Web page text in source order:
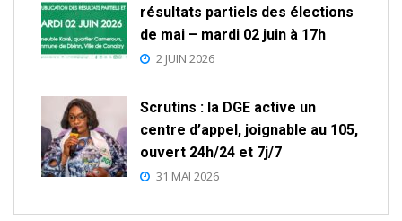
résultats partiels des élections
de mai – mardi 02 juin à 17h
2 JUIN 2026
Scrutins : la DGE active un
centre d’appel, joignable au 105,
ouvert 24h/24 et 7j/7
31 MAI 2026